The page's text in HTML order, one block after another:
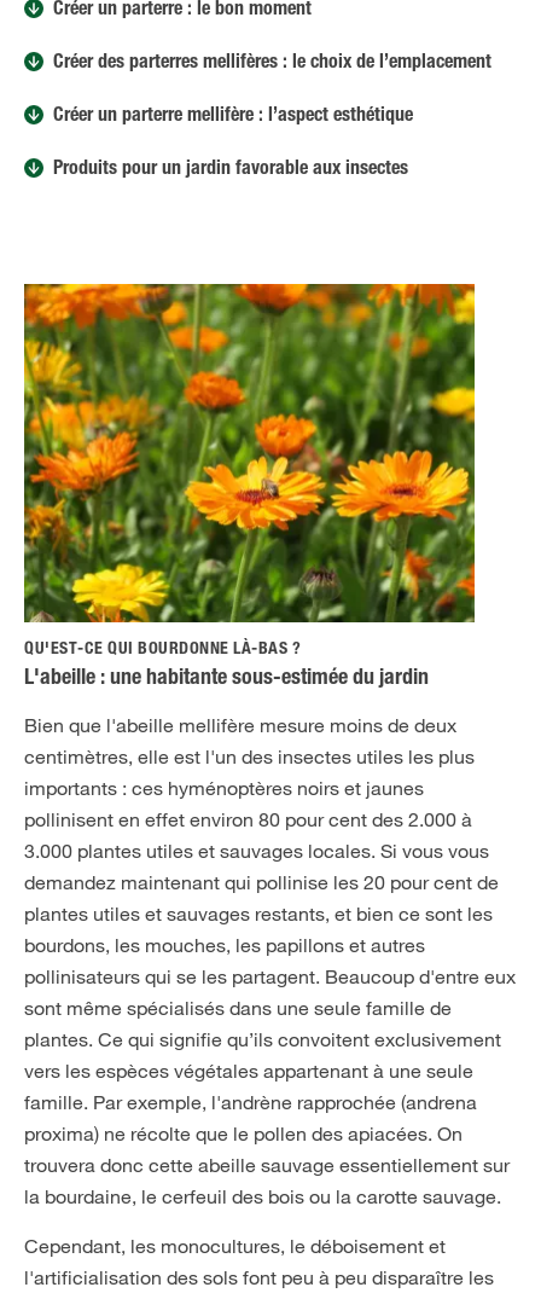
Créer un parterre : le bon moment
Créer des parterres mellifères : le choix de l’emplacement
Créer un parterre mellifère : l’aspect esthétique
Produits pour un jardin favorable aux insectes
QU'EST-CE QUI BOURDONNE LÀ-BAS ?
L'abeille : une habitante sous-estimée du jardin
Bien que l'abeille mellifère mesure moins de deux
centimètres, elle est l'un des insectes utiles les plus
importants : ces hyménoptères noirs et jaunes
pollinisent en effet environ 80 pour cent des 2.000 à
3.000 plantes utiles et sauvages locales. Si vous vous
demandez maintenant qui pollinise les 20 pour cent de
plantes utiles et sauvages restants, et bien ce sont les
bourdons, les mouches, les papillons et autres
pollinisateurs qui se les partagent. Beaucoup d'entre eux
sont même spécialisés dans une seule famille de
plantes. Ce qui signifie qu’ils convoitent exclusivement
vers les espèces végétales appartenant à une seule
famille. Par exemple, l'andrène rapprochée (andrena
proxima) ne récolte que le pollen des apiacées. On
trouvera donc cette abeille sauvage essentiellement sur
la bourdaine, le cerfeuil des bois ou la carotte sauvage.
Cependant, les monocultures, le déboisement et
l'artificialisation des sols font peu à peu disparaître les